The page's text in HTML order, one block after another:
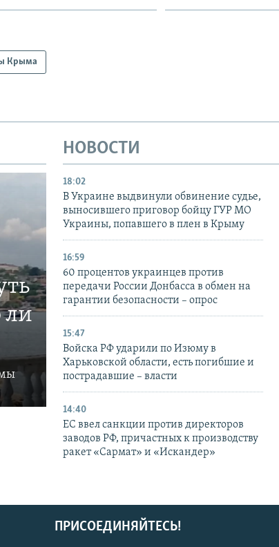
Крыма
ли
НОВОСТИ
18:02
В Украине выдвинули обвинение судье,
выносившего приговор бойцу ГУР МО
Украины, попавшего в плен в Крыму
16:59
60 процентов украинцев против
передачи России Донбасса в обмен на
гарантии безопасности – опрос
15:47
Войска РФ ударили по Изюму в
Харьковской области, есть погибшие и
пострадавшие – власти
14:40
ЕС ввел санкции против директоров
заводов РФ, причастных к производству
ракет «Сармат» и «Искандер»
ПРИСОЕДИНЯЙТЕСЬ!